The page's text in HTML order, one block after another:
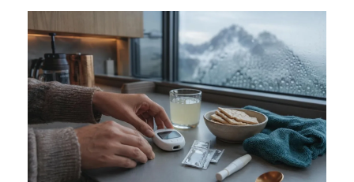
Frysk
Ślōnskŏ gŏdka
Norsk bokmål